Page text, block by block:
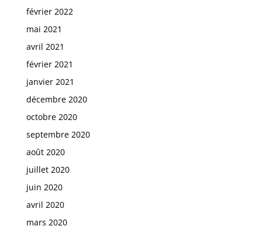
février 2022
mai 2021
avril 2021
février 2021
janvier 2021
décembre 2020
octobre 2020
septembre 2020
août 2020
juillet 2020
juin 2020
avril 2020
mars 2020